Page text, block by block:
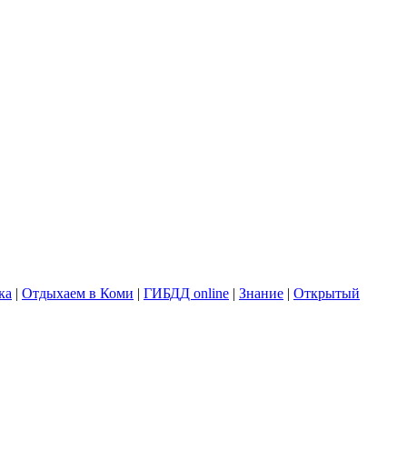
| Отдыхаем в Коми | ГИБДД online | Знание | Открытый